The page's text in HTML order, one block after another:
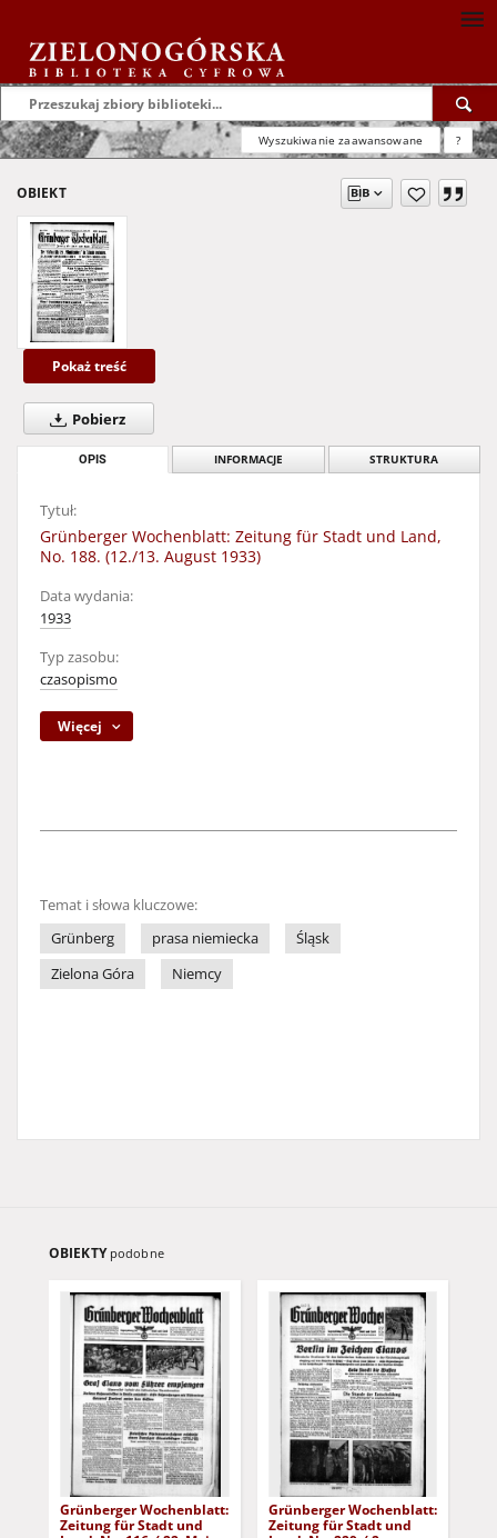
Wyszukiwanie zaawansowane ?
OBIEKT
Pokaż treść
Pobierz
OPIS INFORMACJE STRUKTURA
Tytuł:
Grünberger Wochenblatt: Zeitung für Stadt und Land,
No. 188. (12./13. August 1933)
Data wydania:
1933
Typ zasobu:
czasopismo
Więcej
Temat i słowa kluczowe:
Grünberg
prasa niemiecka
Śląsk
Zielona Góra
Niemcy
OBIEKTY podobne
Grünberger Wochenblatt:
Zeitung für Stadt und
Grünberger Wochenblatt:
Zeitung für Stadt und